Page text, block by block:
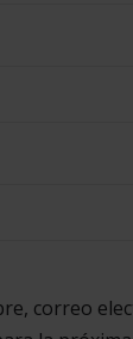
correo